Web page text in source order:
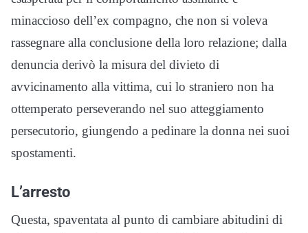
minaccioso dell’ex compagno, che non si voleva
rassegnare alla conclusione della loro relazione; dalla
denuncia derivò la misura del divieto di
avvicinamento alla vittima, cui lo straniero non ha
ottemperato perseverando nel suo atteggiamento
persecutorio, giungendo a pedinare la donna nei suoi
spostamenti.
L’arresto
Questa, spaventata al punto di cambiare abitudini di